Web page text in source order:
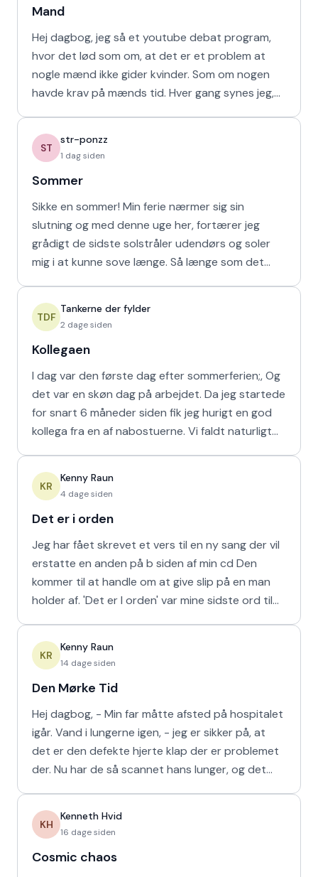
Mand
Hej dagbog, jeg så et youtube debat program,
hvor det lød som om, at det er et problem at
nogle mænd ikke gider kvinder. Som om nogen
havde krav på mænds tid. Hver gang synes jeg,
ST
str-ponzz
1 dag siden
Sommer
Sikke en sommer! Min ferie nærmer sig sin
slutning og med denne uge her, fortærer jeg
grådigt de sidste solstråler udendørs og soler
mig i at kunne sove længe. Så længe som det
TDF
Tankerne der fylder
2 dage siden
Kollegaen
I dag var den første dag efter sommerferien;, Og
det var en skøn dag på arbejdet. Da jeg startede
for snart 6 måneder siden fik jeg hurigt en god
kollega fra en af nabostuerne. Vi faldt naturligt
KR
Kenny Raun
4 dage siden
Det er i orden
Jeg har fået skrevet et vers til en ny sang der vil
erstatte en anden på b siden af min cd Den
kommer til at handle om at give slip på en man
holder af. 'Det er I orden' var mine sidste ord til
KR
Kenny Raun
14 dage siden
Den Mørke Tid
Hej dagbog, - Min far måtte afsted på hospitalet
igår. Vand i lungerne igen, - jeg er sikker på, at
det er den defekte hjerte klap der er problemet
der. Nu har de så scannet hans lunger, og det
KH
Kenneth Hvid
16 dage siden
Cosmic chaos